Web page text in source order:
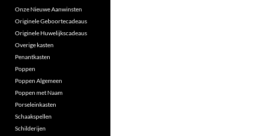
Onze Nieuwe Aanwinsten
Originele Geboortecadeaus
Originele Huwelijkscadeaus
Overige kasten
Penantkasten
Poppen
Poppen Algemeen
Poppen met Naam
Porseleinkasten
Schaakspellen
Schilderijen